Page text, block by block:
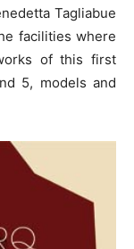
Tagliabue
facilities where
of this first
5, models and